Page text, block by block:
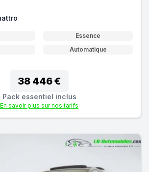
Essence
Automatique
38 446 €
Pack essentiel inclus
En savoir plus sur nos tarifs